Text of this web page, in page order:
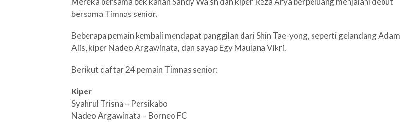
bersama Timnas senior.
Beberapa pemain kembali mendapat panggilan dari Shin Tae-yong, seperti gelandang Adam
Alis, kiper Nadeo Argawinata, dan sayap Egy Maulana Vikri.
Berikut daftar 24 pemain Timnas senior:
Kiper
Syahrul Trisna – Persikabo
Nadeo Argawinata – Borneo FC